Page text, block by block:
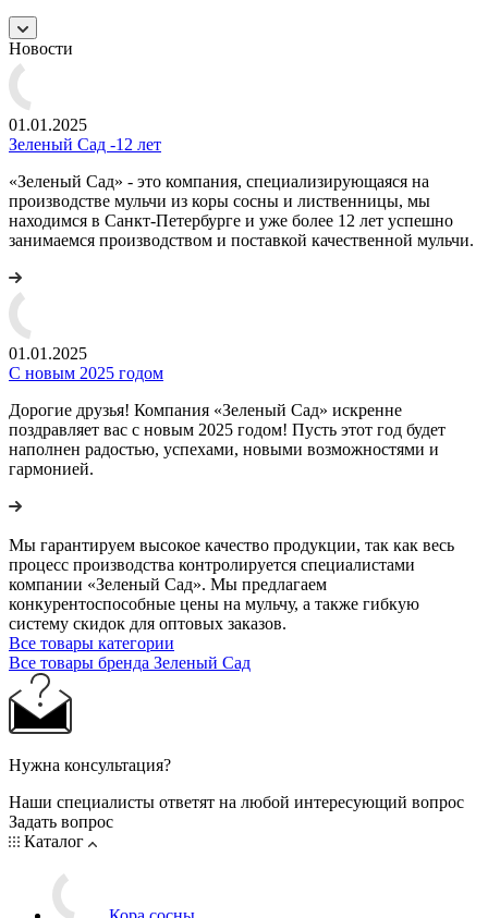
Новости
01.01.2025
Зеленый Сад -12 лет
«Зеленый Сад» - это компания, специализирующаяся на
производстве мульчи из коры сосны и лиственницы, мы
находимся в Санкт-Петербурге и уже более 12 лет успешно
занимаемся производством и поставкой качественной мульчи.
01.01.2025
C новым 2025 годом
Дорогие друзья! Компания «Зеленый Сад» искренне
поздравляет вас с новым 2025 годом! Пусть этот год будет
наполнен радостью, успехами, новыми возможностями и
гармонией.
Мы гарантируем высокое качество продукции, так как весь
процесс производства контролируется специалистами
компании «Зеленый Сад». Мы предлагаем
конкурентоспособные цены на мульчу, а также гибкую
систему скидок для оптовых заказов.
Все товары категории
Все товары бренда Зеленый Сад
Нужна консультация?
Наши специалисты ответят на любой интересующий вопрос
Задать вопрос
Каталог